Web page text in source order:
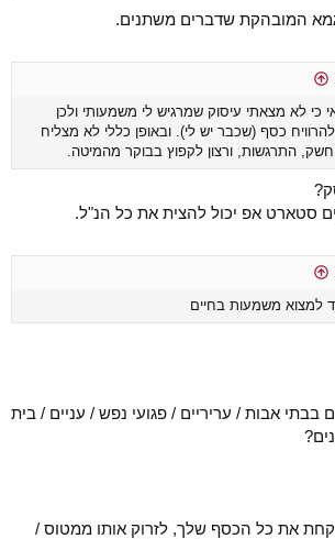
המובהקת שדברים משתנים.
כי לא מצאתי עיסוק שמרגיש לי משמעותי ולכן
כסף (שכבר יש לי). ובאופן כללי לא מצליח
התרגשות, ורצון לקפוץ בבוקר מהמיטה.
סטארט אפ יכול להצית את כל הנ"ל.
למצוא משמעות בחיים
בבתי אבות / עריריים / פגועי נפש / עניים / בית
את כל הכסף שלך, לזרוק אותו ממטוס /